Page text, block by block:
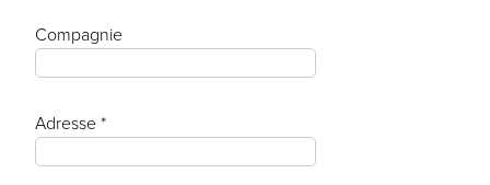
Compagnie
Adresse *